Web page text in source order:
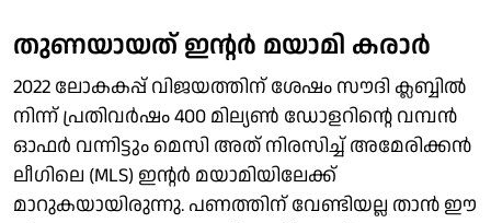
തുണയായത് ഇന്റര്‍ മയാമി കരാര്‍
2022 ലോകകപ്പ് വിജയത്തിന് ശേഷം സൗദി ക്ലബ്ബില്‍
നിന്ന് പ്രതിവര്‍ഷം 400 മില്യണ്‍ ഡോളറിന്റെ വമ്പന്‍
ഓഫര്‍ വന്നിട്ടും മെസി അത് നിരസിച്ച് അമേരിക്കന്‍
ലീഗിലെ (MLS) ഇന്റര്‍ മയാമിയിലേക്ക്
മാറുകയായിരുന്നു. പണത്തിന് വേണ്ടിയല്ല താന്‍ ഈ